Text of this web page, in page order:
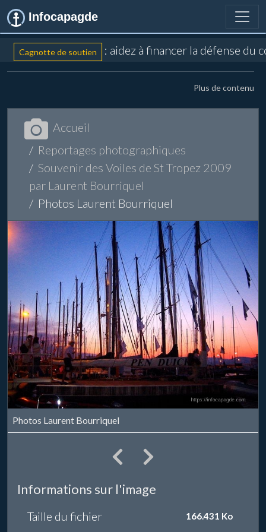
Infocapagde
Cagnotte de soutien : aidez à financer la défense
Plus de contenu
Accueil
Reportages photographiques
Souvenir des Voiles de St Tropez 2009
par Laurent Bourriquel
Photos Laurent Bourriquel
Photos Laurent Bourriquel
Informations sur l'image
Taille du fichier 166.431 Ko